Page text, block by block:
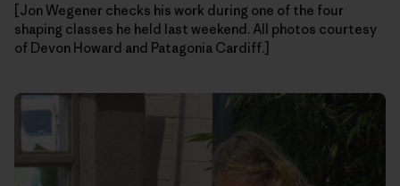
[Jon Wegener checks his work during one of the four
shaping classes he held last weekend. All photos courtesy
of Devon Howard and Patagonia Cardiff.]